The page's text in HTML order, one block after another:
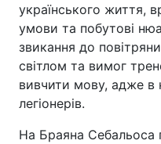
українського життя,
умови та побутові
звикання до
світлом та вимог
вивчити мову, адже в
легіонерів.
На Браяна Себальоса